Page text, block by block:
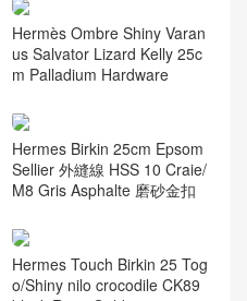
Hermès Ombre Shiny Varan
us Salvator Lizard Kelly 25c
m Palladium Hardware
Hermes Birkin 25cm Epsom
Sellier 外縫線 HSS 10 Craie/
M8 Gris Asphalte 磨砂金扣
Hermes Touch Birkin 25 Tog
o/Shiny nilo crocodile CK89